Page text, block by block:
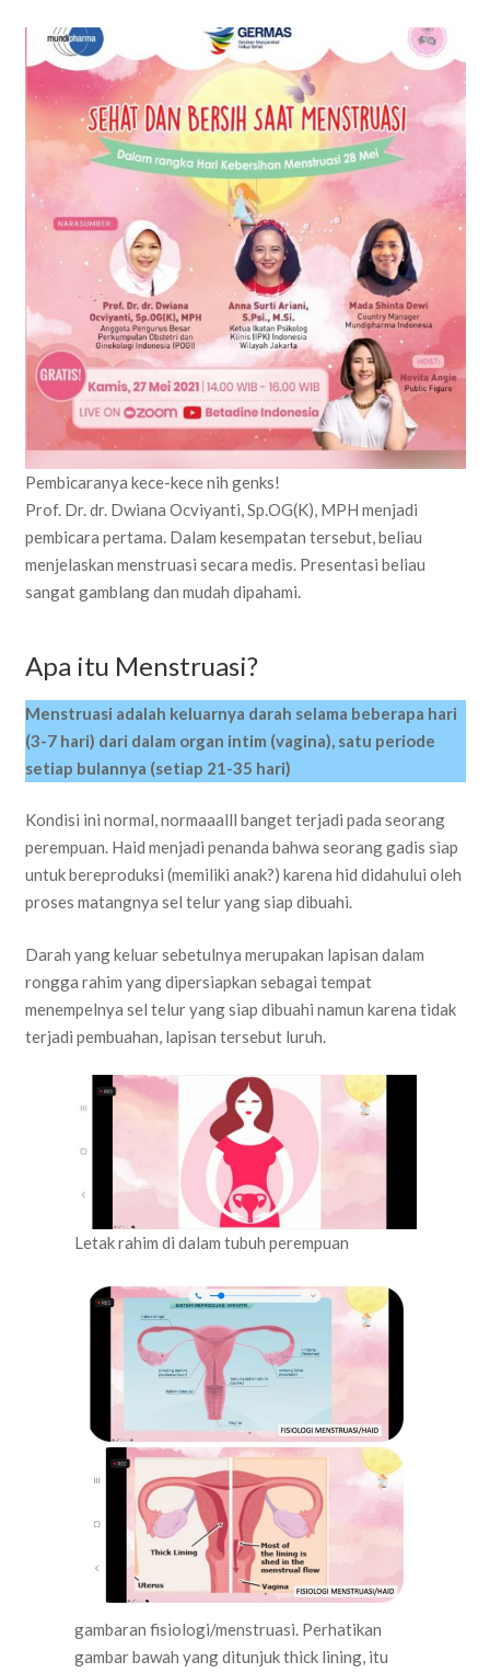
Pembicaranya kece-kece nih genks!
Prof. Dr. dr. Dwiana Ocviyanti, Sp.OG(K), MPH menjadi
pembicara pertama. Dalam kesempatan tersebut, beliau
menjelaskan menstruasi secara medis. Presentasi beliau
sangat gamblang dan mudah dipahami.
Apa itu Menstruasi?
Menstruasi adalah keluarnya darah selama beberapa hari
(3-7 hari) dari dalam organ intim (vagina), satu periode
setiap bulannya (setiap 21-35 hari)
Kondisi ini normal, normaaalll banget terjadi pada seorang
perempuan. Haid menjadi penanda bahwa seorang gadis siap
untuk bereproduksi (memiliki anak?) karena hid didahului oleh
proses matangnya sel telur yang siap dibuahi.
Darah yang keluar sebetulnya merupakan lapisan dalam
rongga rahim yang dipersiapkan sebagai tempat
menempelnya sel telur yang siap dibuahi namun karena tidak
terjadi pembuahan, lapisan tersebut luruh.
Letak rahim di dalam tubuh perempuan
gambaran fisiologi/menstruasi. Perhatikan
gambar bawah yang ditunjuk thick lining, itu